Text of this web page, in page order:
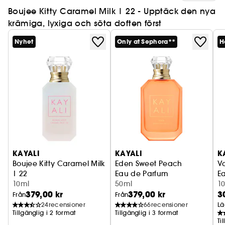
Boujee Kitty Caramel Milk | 22 - Upptäck den nya
krämiga, lyxiga och söta doften först
Nyhet
KAYALI
Boujee Kitty Caramel Milk
| 22
Eau de Parfum
10ml
Från379,00 kr
24recensioner
Tillgänglig i 2 format
Only at Sephora**
KAYALI
Eden Sweet Peach
Eau de Parfum
50ml
Från379,00 kr
66recensioner
Tillgänglig i 3 format